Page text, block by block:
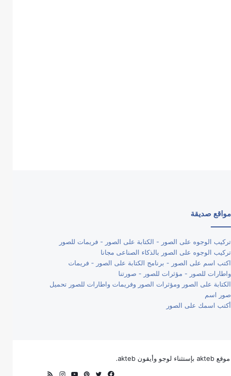
مواقع صديقة
تركيب الوجوه على الصور - الكتابة على الصور - فريمات للصور
تركيب الوجوه على الصور بالذكاء الصناعى مجانا
اكتب اسم على الصور - برنامج الكتابة على الصور - فريمات
واطارات للصور - مؤثرات للصور - صورتنا
الكتابة على الصور ومؤثرات الصور وفريمات واطارات للصور تحميل
صور اسم
أكتب اسمك على الصور
فيسبوك
تويتربينتيريست
يوتيوبانستقرام
ملخص